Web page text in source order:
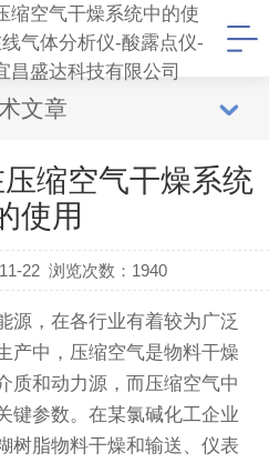
文章
缩空气干燥系统
使用
22 浏览次数： 1940
源，在各行业有着较为广泛
产中，压缩空气是物料干燥
质和动力源，而压缩空气中
键参数。在某氯碱化工企业
树脂物料干燥和输送、仪表